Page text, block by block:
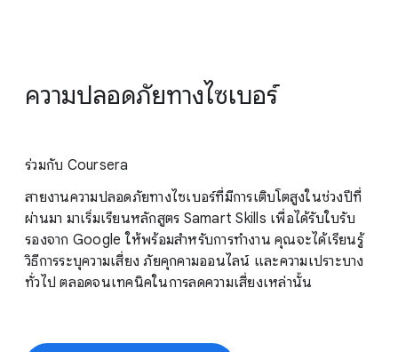
ความปลอดภัยทางไซเบอร์
ร่วมกับ Coursera
สายงานความปลอดภัยทางไซเบอร์ที่มีการเติบโตสูงในช่วงปีที่
ผ่านมา มาเริ่มเรียนหลักสูตร Samart Skills เพื่อได้รับใบรับ
รองจาก Google ให้พร้อมสำหรับการทำงาน คุณจะได้เรียนรู้
วิธีการระบุความเสี่ยง ภัยคุกคามออนไลน์ และความเปราะบาง
ทั่วไป ตลอดจนเทคนิคในการลดความเสี่ยงเหล่านั้น